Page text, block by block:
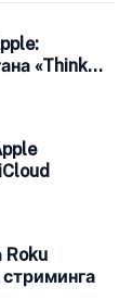
«Think
Roku